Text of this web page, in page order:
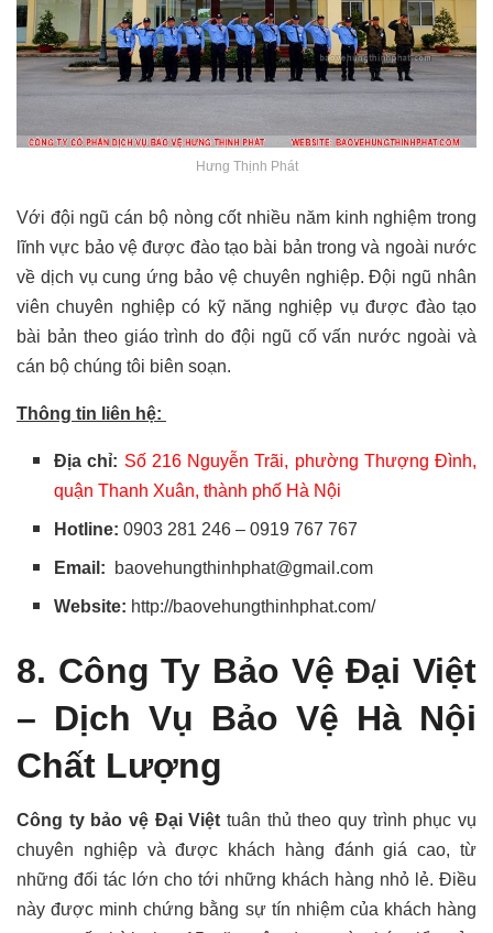
Hưng Thịnh Phát
Với đội ngũ cán bộ nòng cốt nhiều năm kinh nghiệm trong
lĩnh vực bảo vệ được đào tạo bài bản trong và ngoài nước
về dịch vụ cung ứng bảo vệ chuyên nghiệp. Đội ngũ nhân
viên chuyên nghiệp có kỹ năng nghiệp vụ được đào tạo
bài bản theo giáo trình do đội ngũ cố vấn nước ngoài và
cán bộ chúng tôi biên soạn.
Thông tin liên hệ:
Địa chỉ: Số 216 Nguyễn Trãi, phường Thượng Đình,
quận Thanh Xuân, thành phố Hà Nội
Hotline: 0903 281 246 – 0919 767 767
Email: baovehungthinhphat@gmail.com
Website: http://baovehungthinhphat.com/
8. Công Ty Bảo Vệ Đại Việt
– Dịch Vụ Bảo Vệ Hà Nội
Chất Lượng
Công ty bảo vệ Đại Việt tuân thủ theo quy trình phục vụ
chuyên nghiệp và được khách hàng đánh giá cao, từ
những đối tác lớn cho tới những khách hàng nhỏ lẻ. Điều
này được minh chứng bằng sự tín nhiệm của khách hàng